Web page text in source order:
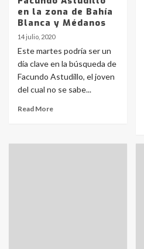
en la zona de Bahía
Blanca y Médanos
14 julio, 2020
Este martes podría ser un
día clave en la búsqueda de
Facundo Astudillo, el joven
del cual no se sabe...
Read More